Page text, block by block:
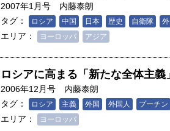
2007年1月号
内藤泰朗
タグ：
ロシア 中国 日本 歴史 自衛隊
エリア： ヨーロッパ アジア
ロシアに高まる「新たな全体主義
2006年12月号
内藤泰朗
タグ：
ロシア 主義 外国 外国人 プーチン
エリア： ヨーロッパ